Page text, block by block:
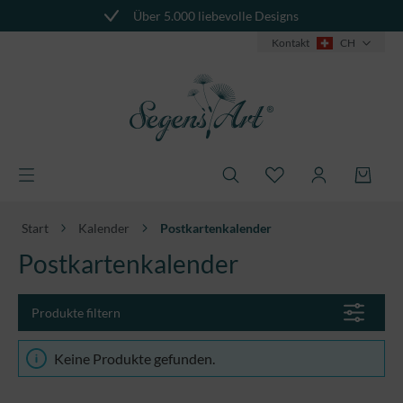
Über 5.000 liebevolle Designs
Kontakt CH
Produkte filtern
Start Kalender Postkartenkalender
Postkartenkalender
Keine Produkte gefunden.